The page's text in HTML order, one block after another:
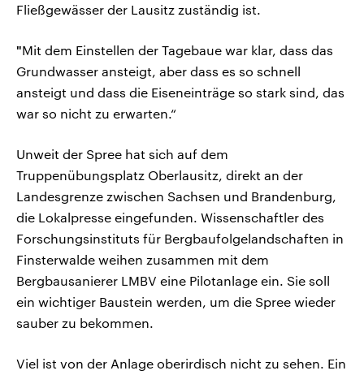
Fließgewässer der Lausitz zuständig ist.
"Mit dem Einstellen der Tagebaue war klar, dass das
Grundwasser ansteigt, aber dass es so schnell
ansteigt und dass die Eiseneinträge so stark sind, das
war so nicht zu erwarten.“
Unweit der Spree hat sich auf dem
Truppenübungsplatz Oberlausitz, direkt an der
Landesgrenze zwischen Sachsen und Brandenburg,
die Lokalpresse eingefunden. Wissenschaftler des
Forschungsinstituts für Bergbaufolgelandschaften in
Finsterwalde weihen zusammen mit dem
Bergbausanierer LMBV eine Pilotanlage ein. Sie soll
ein wichtiger Baustein werden, um die Spree wieder
sauber zu bekommen.
Viel ist von der Anlage oberirdisch nicht zu sehen. Ein